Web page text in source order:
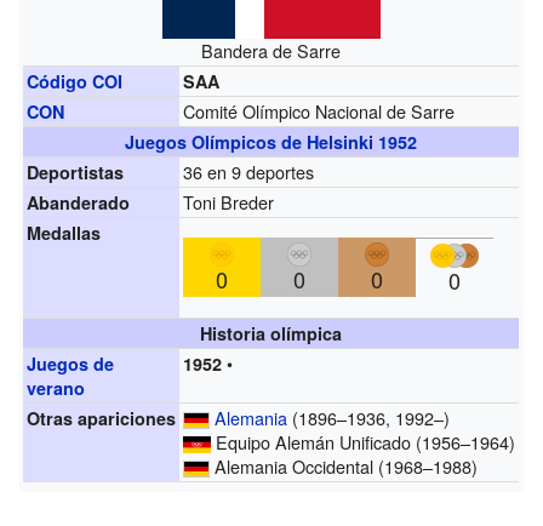
Bandera de Sarre
Código COI
SAA
CON
Comité Olímpico Nacional de Sarre
Juegos Olímpicos de Helsinki 1952
Deportistas
36 en 9 deportes
Abanderado Toni Breder
Medallas
0 0 0 0
Historia olímpica
Juegos de
verano
1952 •
Otras apariciones Alemania (1896–1936, 1992–)
Equipo Alemán Unificado (1956–1964)
Alemania Occidental (1968–1988)